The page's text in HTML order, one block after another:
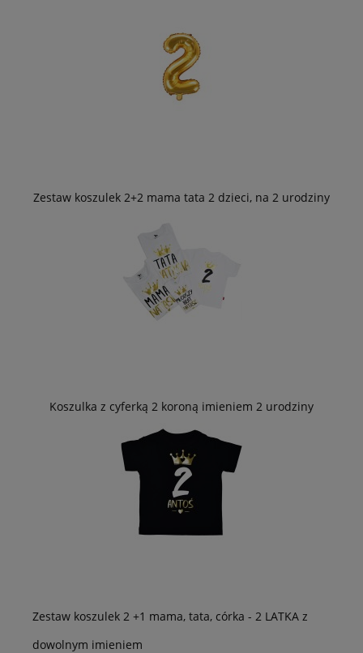
Zestaw koszulek 2+2 mama tata 2 dzieci, na 2 urodziny
Koszulka z cyferką 2 koroną imieniem 2 urodziny
Zestaw koszulek 2 +1 mama, tata, córka - 2 LATKA z
dowolnym imieniem